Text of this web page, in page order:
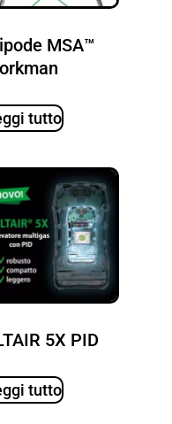
MSA™
tutto
5X PID
tutto